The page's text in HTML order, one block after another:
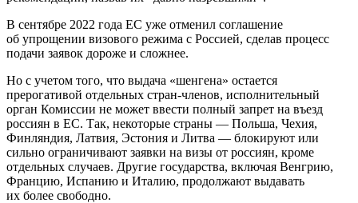
В сентябре 2022 года ЕС уже отменил соглашение
об упрощении визового режима с Россией, сделав процесс
подачи заявок дороже и сложнее.
Но с учетом того, что выдача «шенгена» остается
прерогативой отдельных стран-членов, исполнительный
орган Комиссии не может ввести полный запрет на въезд
россиян в ЕС. Так, некоторые страны — Польша, Чехия,
Финляндия, Латвия, Эстония и Литва — блокируют или
сильно ограничивают заявки на визы от россиян, кроме
отдельных случаев. Другие государства, включая Венгрию,
Францию, Испанию и Италию, продолжают выдавать
их более свободно.